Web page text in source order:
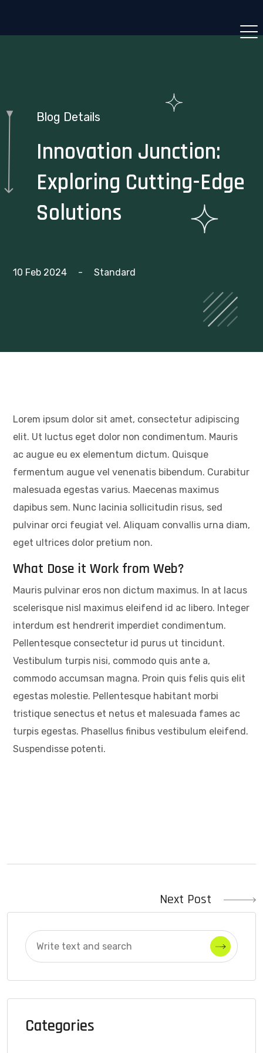
Blog Details
Innovation Junction:
Exploring Cutting-Edge
Solutions
10 Feb 2024 - Standard
Lorem ipsum dolor sit amet, consectetur adipiscing
elit. Ut luctus eget dolor non condimentum. Mauris
ac augue eu ex elementum dictum. Quisque
fermentum augue vel venenatis bibendum. Curabitur
malesuada egestas varius. Maecenas maximus
dapibus sem. Nunc lacinia sollicitudin risus, sed
pulvinar orci feugiat vel. Aliquam convallis urna diam,
eget ultrices dolor pretium non.
What Dose it Work from Web?
Mauris pulvinar eros non dictum maximus. In at lacus
scelerisque nisl maximus eleifend id ac libero. Integer
interdum est hendrerit imperdiet condimentum.
Pellentesque consectetur id purus ut tincidunt.
Vestibulum turpis nisi, commodo quis ante a,
commodo accumsan magna. Proin quis felis quis elit
egestas molestie. Pellentesque habitant morbi
tristique senectus et netus et malesuada fames ac
turpis egestas. Phasellus finibus vestibulum eleifend.
Suspendisse potenti.
Next Post
Categories